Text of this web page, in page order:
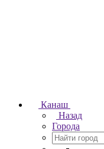
Канаш
Назад
Города